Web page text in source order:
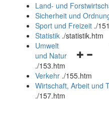
und
schließen
Land- und
Sicherheit und
Sport und Freizeit ./
Statistik ./statistik.htm
und
schließen
Umwelt
und Natur
./153.htm
Verkehr ./155.htm
Wirtschaft, Arbeit und
./157.htm